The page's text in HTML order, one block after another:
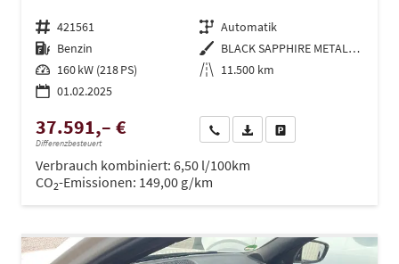
Fahrzeugnr. 421561 Getriebe Automatik
Kraftstoff Benzin Außenfarbe
BLACK SAPPHIRE METALLIC
Leistung 160 kW (218 PS) Kilometerstand 11.500 km
01.02.2025
37.591,– €
Differenzbesteuert
Wir rufen Sie anPDF-Datei, Fahrzeugexposé
Verbrauch kombiniert: 6,50 l/100km
CO2-Emissionen: 149,00 g/km